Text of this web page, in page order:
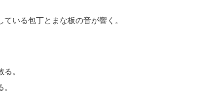
いる包丁とまな板の音が響く。
。